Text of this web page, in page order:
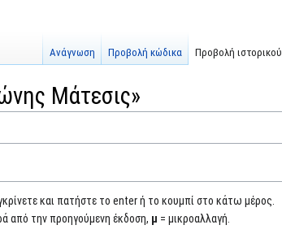
Μάτεσις»
και πατήστε το enter ή το κουμπί στο κάτω μέρος.
από την προηγούμενη έκδοση, μ = μικροαλλαγή.
Ανάγνωση Προβολή κώδικα Προβολή ιστορικού